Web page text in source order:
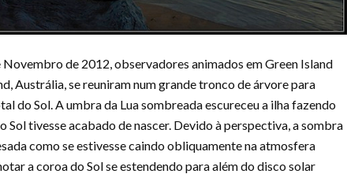
Novembro de 2012, observadores animados em Green Island
Austrália, se reuniram num grande tronco de árvore para
do Sol. A umbra da Lua sombreada escureceu a ilha fazendo
Sol tivesse acabado de nascer. Devido à perspectiva, a sombra
como se estivesse caindo obliquamente na atmosfera
a coroa do Sol se estendendo para além do disco solar